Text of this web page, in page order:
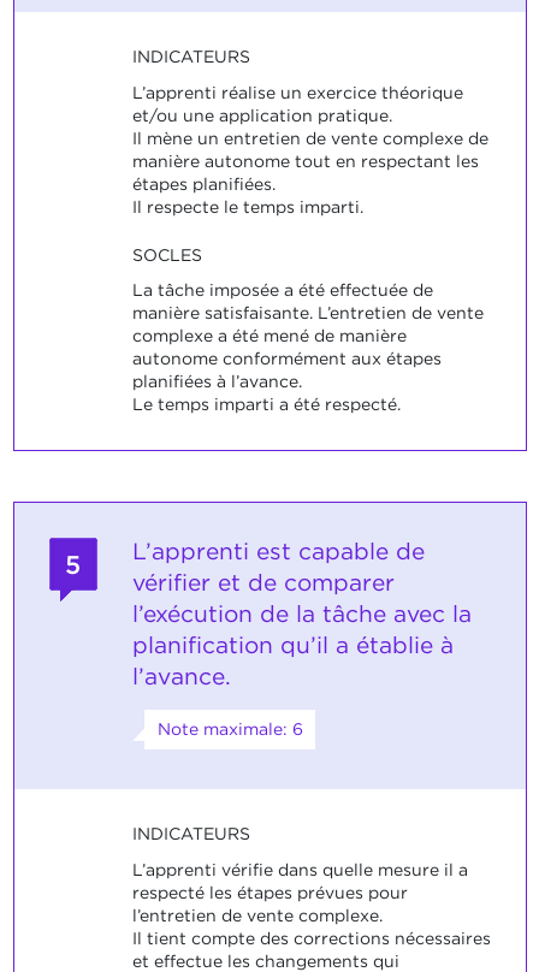
INDICATEURS
L’apprenti réalise un exercice théorique
et/ou une application pratique.
Il mène un entretien de vente complexe de
manière autonome tout en respectant les
étapes planifiées.
Il respecte le temps imparti.
SOCLES
La tâche imposée a été effectuée de
manière satisfaisante. L’entretien de vente
complexe a été mené de manière
autonome conformément aux étapes
planifiées à l’avance.
Le temps imparti a été respecté.
5
L’apprenti est capable de
vérifier et de comparer
l’exécution de la tâche avec la
planification qu’il a établie à
l’avance.
Note maximale: 6
INDICATEURS
L’apprenti vérifie dans quelle mesure il a
respecté les étapes prévues pour
l’entretien de vente complexe.
Il tient compte des corrections nécessaires
et effectue les changements qui